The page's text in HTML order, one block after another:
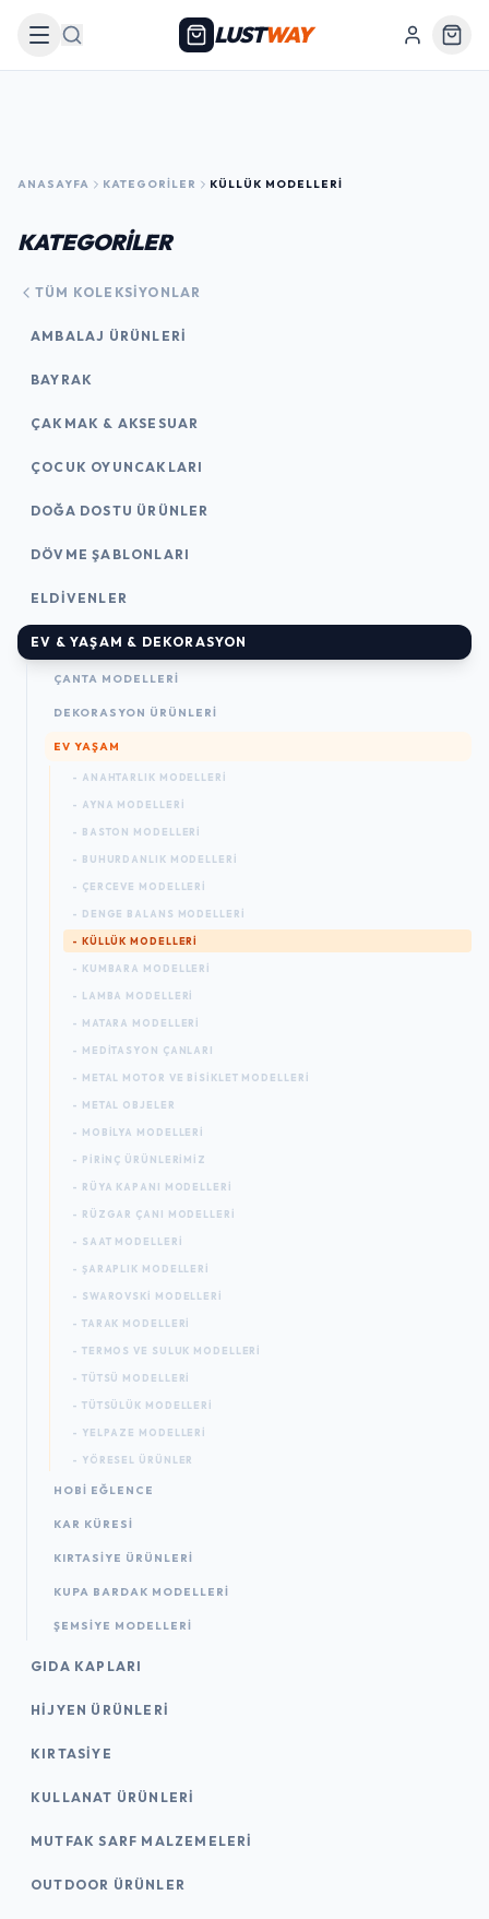
Arama LUSTWAY
ANASAYFA KATEGORILER KÜLLÜK MODELLERI
KATEGORİLER
TÜM KOLEKSIYONLAR
AMBALAJ ÜRÜNLERI
BAYRAK
ÇAKMAK & AKSESUAR
ÇOCUK OYUNCAKLARI
DOĞA DOSTU ÜRÜNLER
DÖVME ŞABLONLARI
ELDIVENLER
EV & YAŞAM & DEKORASYON
ÇANTA MODELLERI
DEKORASYON ÜRÜNLERI
EV YAŞAM
- ANAHTARLIK MODELLERI
- AYNA MODELLERI
- BASTON MODELLERI
- BUHURDANLIK MODELLERI
- ÇERCEVE MODELLERI
- DENGE BALANS MODELLERI
- KÜLLÜK MODELLERI
- KUMBARA MODELLERI
- LAMBA MODELLERI
- MATARA MODELLERI
- MEDITASYON ÇANLARI
- METAL MOTOR VE BISIKLET MODELLERI
- METAL OBJELER
- MOBILYA MODELLERI
- PIRINÇ ÜRÜNLERIMIZ
- RÜYA KAPANI MODELLERI
- RÜZGAR ÇANI MODELLERI
- SAAT MODELLERI
- ŞARAPLIK MODELLERI
- SWAROVSKI MODELLERI
- TARAK MODELLERI
- TERMOS VE SULUK MODELLERI
- TÜTSÜ MODELLERI
- TÜTSÜLÜK MODELLERI
- YELPAZE MODELLERI
- YÖRESEL ÜRÜNLER
HOBI EĞLENCE
KAR KÜRESI
KIRTASIYE ÜRÜNLERI
KUPA BARDAK MODELLERI
ŞEMSIYE MODELLERI
GIDA KAPLARI
HIJYEN ÜRÜNLERI
KIRTASİYE
KULLANAT ÜRÜNLERI
MUTFAK SARF MALZEMELERI
OUTDOOR ÜRÜNLER